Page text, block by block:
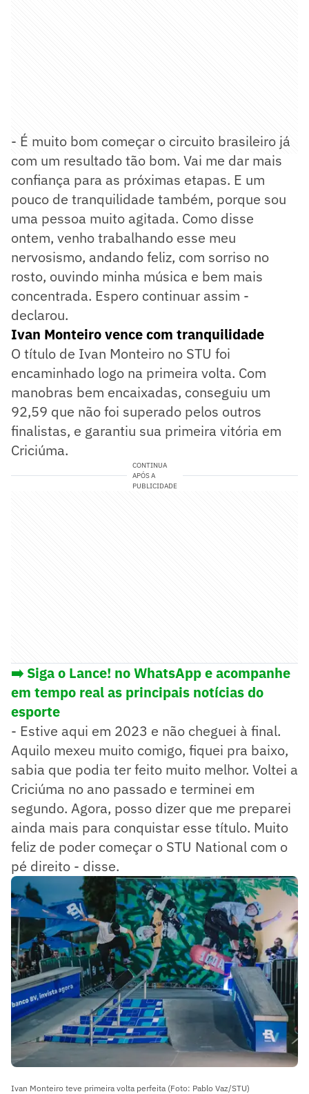
- É muito bom começar o circuito brasileiro já
com um resultado tão bom. Vai me dar mais
confiança para as próximas etapas. E um
pouco de tranquilidade também, porque sou
uma pessoa muito agitada. Como disse
ontem, venho trabalhando esse meu
nervosismo, andando feliz, com sorriso no
rosto, ouvindo minha música e bem mais
concentrada. Espero continuar assim -
declarou.
Ivan Monteiro vence com tranquilidade
O título de Ivan Monteiro no STU foi
encaminhado logo na primeira volta. Com
manobras bem encaixadas, conseguiu um
92,59 que não foi superado pelos outros
finalistas, e garantiu sua primeira vitória em
Criciúma.
CONTINUA
APÓS A
PUBLICIDADE
➡️ Siga o Lance! no WhatsApp e acompanhe
em tempo real as principais notícias do
esporte
- Estive aqui em 2023 e não cheguei à final.
Aquilo mexeu muito comigo, fiquei pra baixo,
sabia que podia ter feito muito melhor. Voltei a
Criciúma no ano passado e terminei em
segundo. Agora, posso dizer que me preparei
ainda mais para conquistar esse título. Muito
feliz de poder começar o STU National com o
pé direito - disse.
Ivan Monteiro teve primeira volta perfeita (Foto: Pablo Vaz/STU)